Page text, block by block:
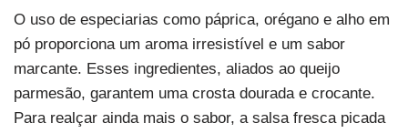
O uso de especiarias como páprica, orégano e alho em
pó proporciona um aroma irresistível e um sabor
marcante. Esses ingredientes, aliados ao queijo
parmesão, garantem uma crosta dourada e crocante.
Para realçar ainda mais o sabor, a salsa fresca picada